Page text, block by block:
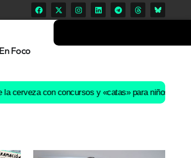
En Foco
con concursos y «catas» para niños desata las